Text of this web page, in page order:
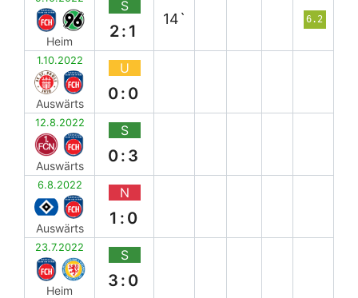
Heim
S
2:1
14` 6.2
1.10.2022
Auswärts
U
0:0
12.8.2022
Auswärts
S
0:3
6.8.2022
Auswärts
N
1:0
23.7.2022
Heim
S
3:0